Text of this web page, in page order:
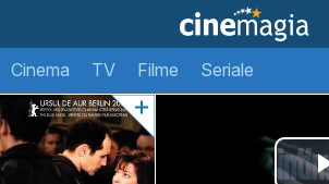
Cinema TV Filme Seriale